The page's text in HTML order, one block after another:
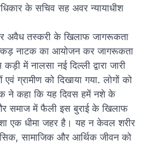
के सचिव सह अवर न्यायाधीश
अवैध तस्करी के खिलाफ जागरूकता
नाटक का आयोजन कर जागरूकता
में नालसा नई दिल्ली द्वारा जारी
ग्रामीण को दिखाया गया. लोगों को
ने कहा कि यह दिवस हमें नशे के
समाज में फैली इस बुराई के खिलाफ
एक धीमा जहर है। यह न केवल शरीर
सामाजिक और आर्थिक जीवन को